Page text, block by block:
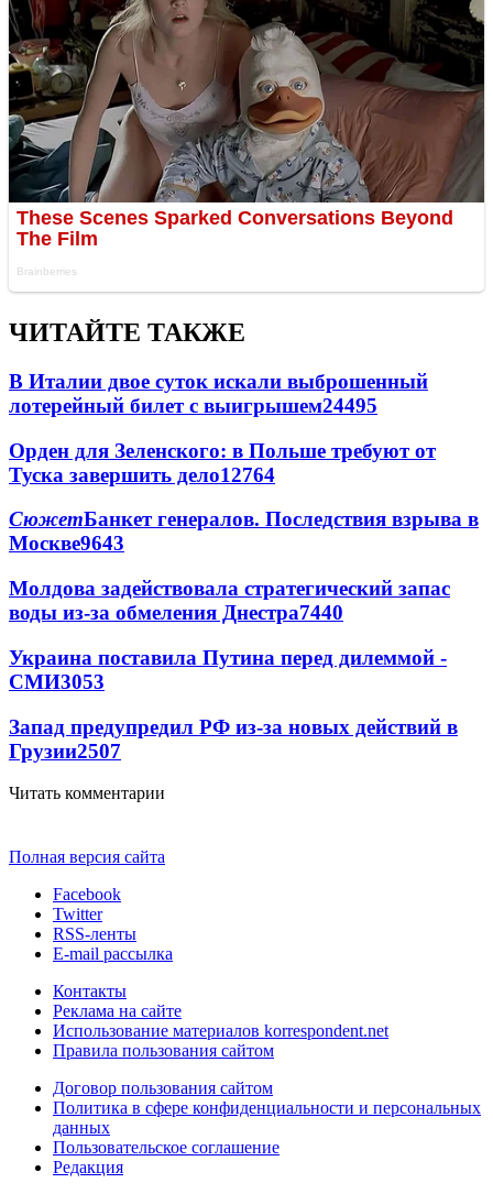
ЧИТАЙТЕ ТАКЖЕ
В Италии двое суток искали выброшенный
лотерейный билет с выигрышем24495
Орден для Зеленского: в Польше требуют от
Туска завершить дело12764
СюжетБанкет генералов. Последствия взрыва в
Москве9643
Молдова задействовала стратегический запас
воды из-за обмеления Днестра7440
Украина поставила Путина перед дилеммой -
СМИ3053
Запад предупредил РФ из-за новых действий в
Грузии2507
Читать комментарии
Полная версия сайта
Facebook
Twitter
RSS-ленты
E-mail рассылка
Контакты
Реклама на сайте
Использование материалов korrespondent.net
Правила пользования сайтом
Договор пользования сайтом
Политика в сфере конфиденциальности и персональных
данных
Пользовательское соглашение
Редакция